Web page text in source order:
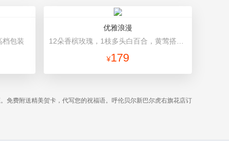
档包装
优雅浪漫
¥179
免费附送精美贺卡，代写您的祝福语。呼伦贝尔新巴尔虎右旗花店订